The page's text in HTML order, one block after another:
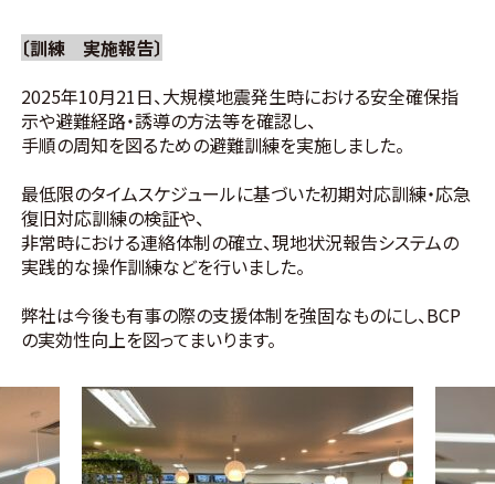
〔訓練 実施報告〕
2025年10月21日、大規模地震発生時における安全確保指
示や避難経路・誘導の方法等を確認し、
手順の周知を図るための避難訓練を実施しました。
最低限のタイムスケジュールに基づいた初期対応訓練・応急
復旧対応訓練の検証や、
非常時における連絡体制の確立、現地状況報告システムの
実践的な操作訓練などを行いました。
弊社は今後も有事の際の支援体制を強固なものにし、BCP
の実効性向上を図ってまいります。